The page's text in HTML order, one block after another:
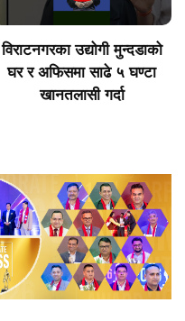
विराटनगरका उद्योगी मुन्दडाको
घर र अफिसमा साढे ५ घण्टा
खानतलासी गर्दा